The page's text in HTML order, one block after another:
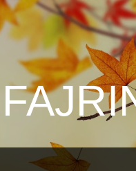
content